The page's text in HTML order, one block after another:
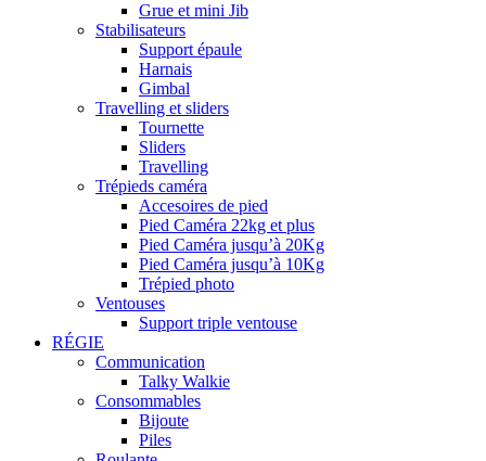
Grue et mini Jib
Stabilisateurs
Support épaule
Harnais
Gimbal
Travelling et sliders
Tournette
Sliders
Travelling
Trépieds caméra
Accesoires de pied
Pied Caméra 22kg et plus
Pied Caméra jusqu’à 20Kg
Pied Caméra jusqu’à 10Kg
Trépied photo
Ventouses
Support triple ventouse
RÉGIE
Communication
Talky Walkie
Consommables
Bijoute
Piles